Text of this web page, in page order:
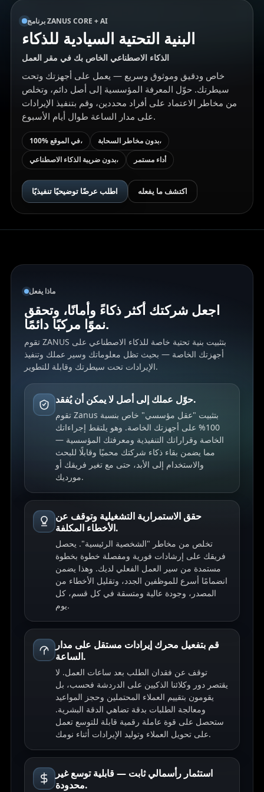
برنامج ZANUS CORE + AI
البنية التحتية السيادية للذكاء
الذكاء الاصطناعي الخاص بك في مقر العمل
خاص ودقيق وموثوق وسريع — يعمل على أجهزتك وتحت
سيطرتك. حوّل المعرفة المؤسسية إلى أصل دائم، وتخلص
من مخاطر الاعتماد على أفراد محددين، وقم بتنفيذ الإيرادات
على مدار الساعة طوال أيام الأسبوع.
100% في الموقع،
بدون مخاطر السحابة،
بدون ضريبة الذكاء الاصطناعي،
أداء مستمر
اطلب عرضًا توضيحيًا تنفيذيًا اكتشف ما يفعله
ماذا يفعل
اجعل شركتك أكثر ذكاءً وأمانًا، وتحقق
نموًا مركبًا دائمًا.
تقوم ZANUS بتثبيت بنية تحتية خاصة للذكاء الاصطناعي على
أجهزتك الخاصة — بحيث تظل معلوماتك وسير عملك وتنفيذ
الإيرادات تحت سيطرتك وقابلة للتطوير.
حوّل عملك إلى أصل لا يمكن أن يُفقد.
تقوم Zanus بتثبيت "عقل مؤسسي" خاص بنسبة
100% على أجهزتك الخاصة. وهو يلتقط إجراءاتك
الخاصة وقراراتك التنفيذية ومعرفتك المؤسسية —
مما يضمن بقاء ذكاء شركتك محميًا وقابلًا للبحث
والاستخدام إلى الأبد، حتى مع تغير فريقك أو
مورديك.
حقق الاستمرارية التشغيلية وتوقف عن
الأخطاء المكلفة.
تخلص من مخاطر "الشخصية الرئيسية". يحصل
فريقك على إرشادات فورية ومفصلة خطوة بخطوة
مستمدة من سير العمل الفعلي لديك. وهذا يضمن
انضمامًا أسرع للموظفين الجدد، وتقليل الأخطاء من
المصدر، وجودة عالية ومتسقة في كل قسم، كل
يوم.
قم بتفعيل محرك إيرادات مستقل على مدار
الساعة.
توقف عن فقدان الطلب بعد ساعات العمل. لا
يقتصر دور وكلائنا الذكيين على الدردشة فحسب، بل
يقومون بتقييم العملاء المحتملين وحجز المواعيد
ومعالجة الطلبات بدقة تضاهي الدقة البشرية.
ستحصل على قوة عاملة رقمية قابلة للتوسع تعمل
على تحويل العملاء وتوليد الإيرادات أثناء نومك.
استثمار رأسمالي ثابت — قابلية توسع غير
محدودة.